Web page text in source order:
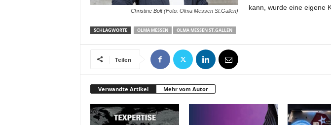
Christine Bolt (Foto: Olma Messen St.Gallen)
kann, wurde eine eigene
SCHLAGWORTE OLMA MESSEN OLMA MESSEN ST.GALLEN
Teilen
Verwandte Artikel Mehr vom Autor